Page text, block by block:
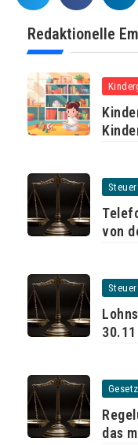
Redaktionelle
von
das